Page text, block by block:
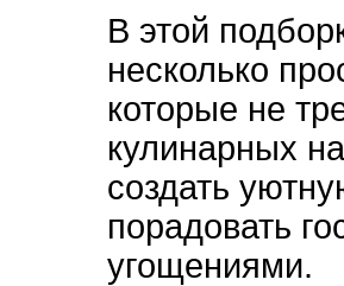
В этой
несколько
которые не
кулинарных
создать
порадовать
угощениями.